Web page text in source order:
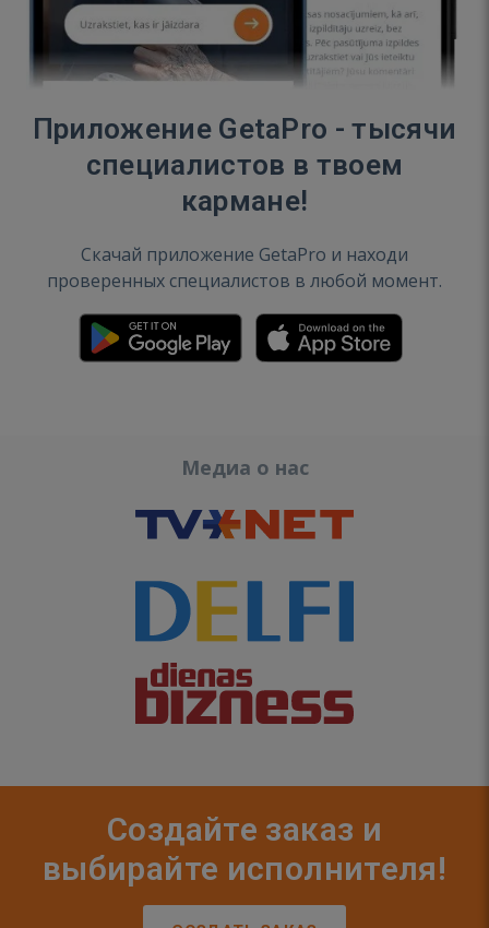
Приложение GetaPro - тысячи
специалистов в твоем
кармане!
Скачай приложение GetaPro и находи
проверенных специалистов в любой момент.
Медиа о нас
Создайте заказ и
выбирайте исполнителя!